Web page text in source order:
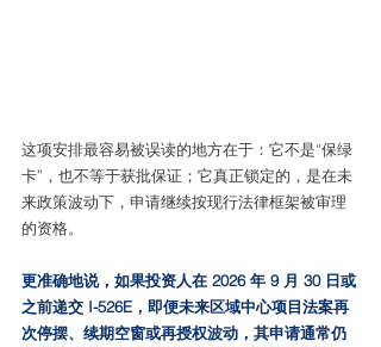
这项安排最容易被误读的地方在于：它不是“保绿
卡”，也不等于获批保证；它真正锁定的，是在未
来政策波动下，申请继续按现行法律框架被审理
的资格。
更准确地说，如果投资人在 2026 年 9 月 30 日或
之前递交 I-526E，即便未来区域中心项目法案再
次停摆、续期空窗或再授权波动，其申请通常仍